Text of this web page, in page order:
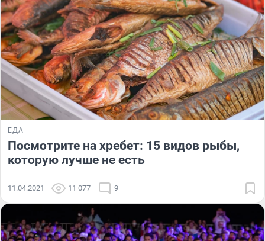
ЕДА
Посмотрите на хребет: 15 видов рыбы,
которую лучше не есть
11.04.2021 11 077 9